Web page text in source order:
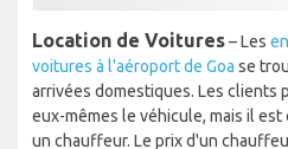
Location de Voitures– Les
voitures à l'aéroport de Goa se
arrivées domestiques. Les clients
eux-mêmes le véhicule, mais il
un chauffeur. Le prix d'un